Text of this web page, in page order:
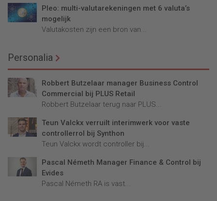
Pleo: multi-valutarekeningen met 6 valuta’s
mogelijk
Valutakosten zijn een bron van...
Personalia
Robbert Butzelaar manager Business Control
Commercial bij PLUS Retail
Robbert Butzelaar terug naar PLUS...
Teun Valckx verruilt interimwerk voor vaste
controllerrol bij Synthon
Teun Valckx wordt controller bij...
Pascal Németh Manager Finance & Control bij
Evides
Pascal Németh RA is vast...